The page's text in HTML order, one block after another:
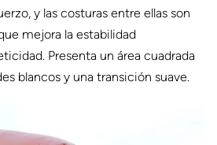
y las costuras entre ellas son
mejora la estabilidad
Presenta un área cuadrada
blancos y una transición suave.